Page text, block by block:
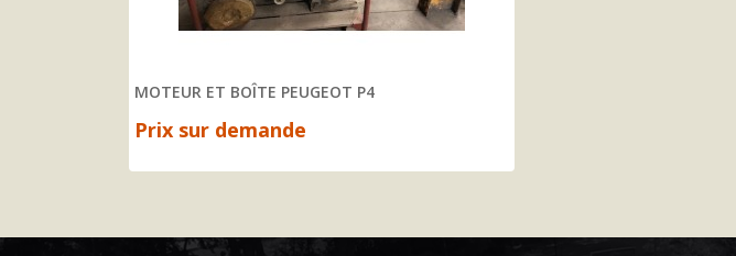
MOTEUR ET BOÎTE PEUGEOT P4
Prix sur demande